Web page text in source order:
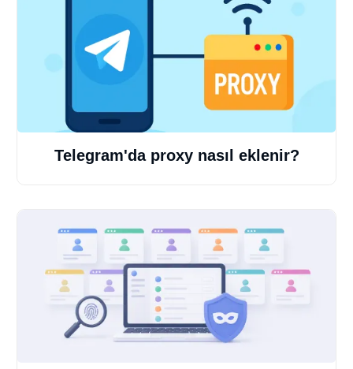
Telegram'da proxy nasıl eklenir?